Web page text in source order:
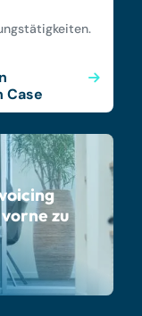
Case
zu